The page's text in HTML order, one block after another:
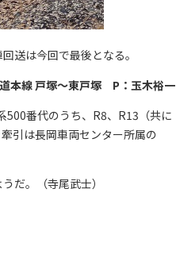
送は今回で最後となる。
本線 戸塚～東戸塚 P：玉木裕一
番代のうち、R8、R13（共に
引は長岡車両センター所属の
だ。（寺尾武士）